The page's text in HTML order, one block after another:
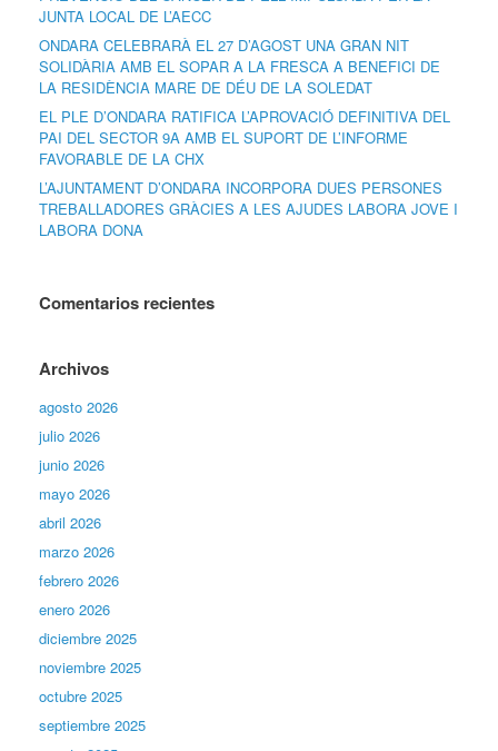
JUNTA LOCAL DE L’AECC
ONDARA CELEBRARÀ EL 27 D’AGOST UNA GRAN NIT
SOLIDÀRIA AMB EL SOPAR A LA FRESCA A BENEFICI DE
LA RESIDÈNCIA MARE DE DÉU DE LA SOLEDAT
EL PLE D’ONDARA RATIFICA L’APROVACIÓ DEFINITIVA DEL
PAI DEL SECTOR 9A AMB EL SUPORT DE L’INFORME
FAVORABLE DE LA CHX
L’AJUNTAMENT D’ONDARA INCORPORA DUES PERSONES
TREBALLADORES GRÀCIES A LES AJUDES LABORA JOVE I
LABORA DONA
Comentarios recientes
Archivos
agosto 2026
julio 2026
junio 2026
mayo 2026
abril 2026
marzo 2026
febrero 2026
enero 2026
diciembre 2025
noviembre 2025
octubre 2025
septiembre 2025